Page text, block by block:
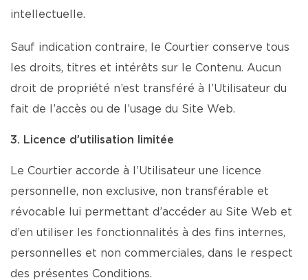
intellectuelle.
Sauf indication contraire, le Courtier conserve tous
les droits, titres et intérêts sur le Contenu. Aucun
droit de propriété n’est transféré à l’Utilisateur du
fait de l’accès ou de l’usage du Site Web.
3. Licence d’utilisation limitée
Le Courtier accorde à l’Utilisateur une licence
personnelle, non exclusive, non transférable et
révocable lui permettant d’accéder au Site Web et
d’en utiliser les fonctionnalités à des fins internes,
personnelles et non commerciales, dans le respect
des présentes Conditions.